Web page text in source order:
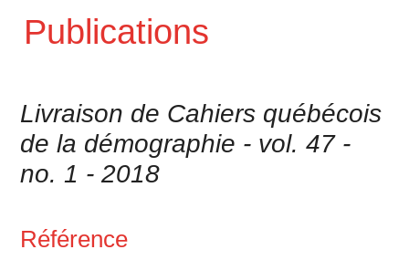
Publications
Livraison de Cahiers québécois
de la démographie - vol. 47 -
no. 1 - 2018
Référence